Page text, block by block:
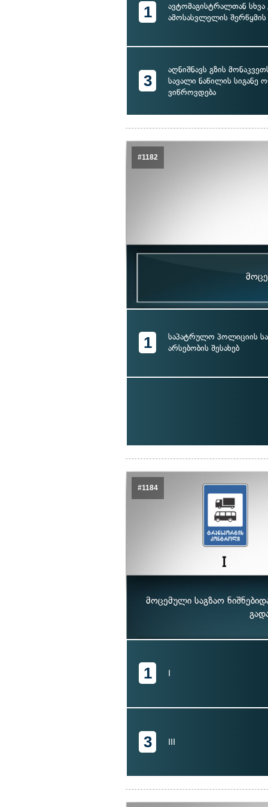
1
ავტომაგისტრალთან სხვა
ამოსასვლელის
3
აღნიშნავს გზის
სავალი ნაწილის სიგანე
ვიწროვდება
#1182
1
საპატრულო პოლიციის
არსებობის შესახებ
#1184
მოცემული საგზაო
1 I
3 III